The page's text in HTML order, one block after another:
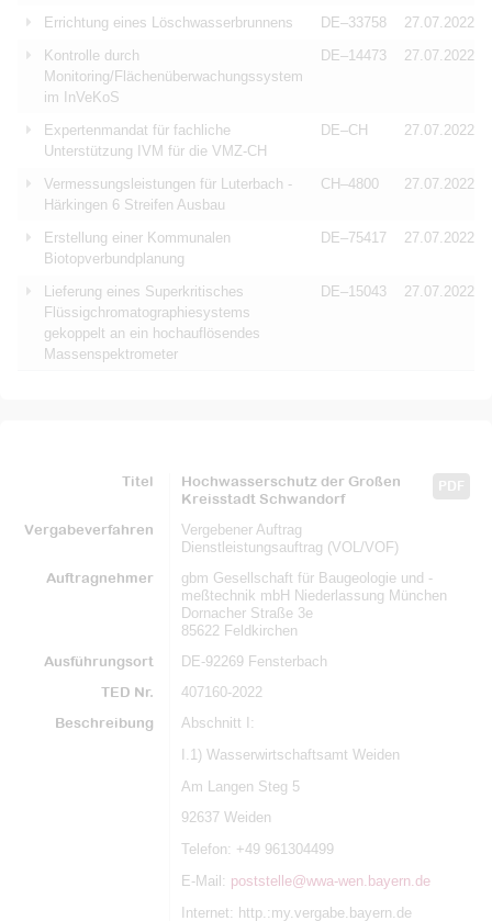
Errichtung eines Löschwasserbrunnens
DE–33758
27.07.2022
Kontrolle durch
Monitoring/Flächenüberwachungssystem
im InVeKoS
DE–14473 27.07.2022
Expertenmandat für fachliche
Unterstützung IVM für die VMZ-CH
DE–CH 27.07.2022
Vermessungsleistungen für Luterbach -
Härkingen 6 Streifen Ausbau
CH–4800 27.07.2022
Erstellung einer Kommunalen
Biotopverbundplanung
DE–75417 27.07.2022
Lieferung eines Superkritisches
Flüssigchromatographiesystems
gekoppelt an ein hochauflösendes
Massenspektrometer
DE–15043 27.07.2022
Titel PDF
Hochwasserschutz der Großen
Kreisstadt Schwandorf
Vergabeverfahren
Vergebener Auftrag
Dienstleistungsauftrag (VOL/VOF)
Auftragnehmer
gbm Gesellschaft für Baugeologie und -
meßtechnik mbH Niederlassung München
Dornacher Straße 3e
85622 Feldkirchen
Ausführungsort
DE-92269 Fensterbach
TED Nr.
407160-2022
Beschreibung
Abschnitt I:
I.1) Wasserwirtschaftsamt Weiden
Am Langen Steg 5
92637 Weiden
Telefon: +49 961304499
E-Mail: poststelle@wwa-wen.bayern.de
Internet: http.:my.vergabe.bayern.de